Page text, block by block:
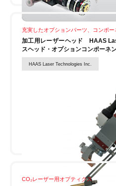
充実したオプションパーツ、コンポー
加工用レーザーヘッド HAAS
スヘッド・オプションコンポーネ
HAAS Laser Technologies Inc.
CO₂レーザー用オプティクス